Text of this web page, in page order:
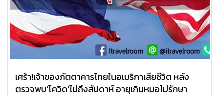
เศร้า!เจ้าของภัตตาคารไทยในอเมริกาเสียชีวิต หลัง
ตรวจพบ‘โควิด’ไม่ถึงสัปดาห์ อายุเกินหมอไม่รักษา